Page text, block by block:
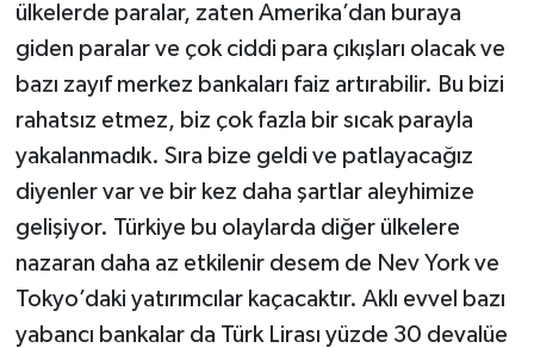
ülkelerde paralar, zaten Amerika’dan buraya
giden paralar ve çok ciddi para çıkışları olacak ve
bazı zayıf merkez bankaları faiz artırabilir. Bu bizi
rahatsız etmez, biz çok fazla bir sıcak parayla
yakalanmadık. Sıra bize geldi ve patlayacağız
diyenler var ve bir kez daha şartlar aleyhimize
gelişiyor. Türkiye bu olaylarda diğer ülkelere
nazaran daha az etkilenir desem de Nev York ve
Tokyo’daki yatırımcılar kaçacaktır. Aklı evvel bazı
yabancı bankalar da Türk Lirası yüzde 30 devalüe